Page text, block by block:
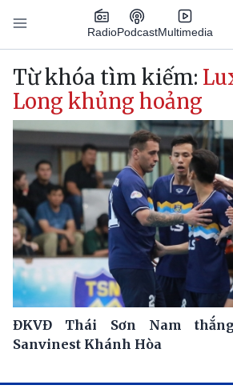
Nhảy đến nội dung
RadioPodcastMultimedia
Main navigation
Từ khóa tìm kiếm:
Long khủng hoảng
ĐKVĐ Thái Sơn Nam
Sanvinest Khánh Hòa